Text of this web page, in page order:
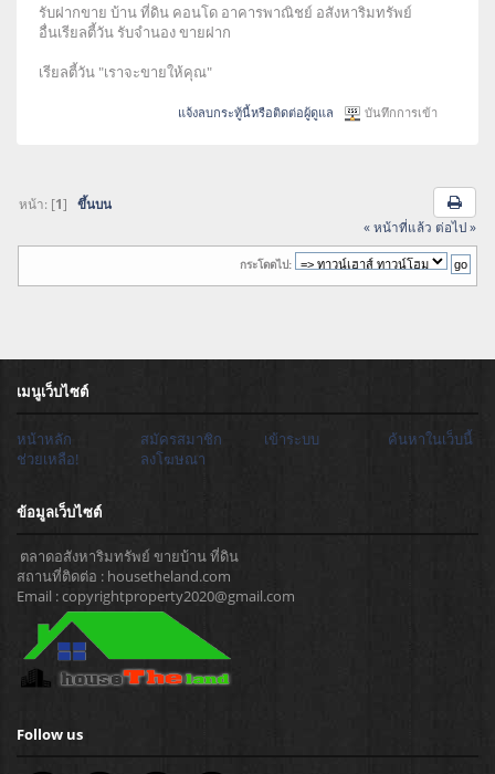
รับฝากขาย บ้าน ที่ดิน คอนโด อาคารพาณิชย์ อสังหาริมทรัพย์
อื่นเรียลตี้วัน รับจำนอง ขายฝาก
เรียลตี้วัน "เราจะขายให้คุณ"
แจ้งลบกระทู้นี้หรือติดต่อผู้ดูแล บันทึกการเข้า
หน้า: [1]ขึ้นบน
« หน้าที่แล้ว ต่อไป »
กระโดดไป:
เมนูเว็บไซต์
หน้าหลัก สมัครสมาชิก เข้าระบบ
ค้นหาในเว็บนี้
ช่วยเหลือ!
ลงโฆษณา
ข้อมูลเว็บไซต์
ตลาดอสังหาริมทรัพย์ ขายบ้าน ที่ดิน
สถานที่ติดต่อ : housetheland.com
Email : copyrightproperty2020@gmail.com
Follow us